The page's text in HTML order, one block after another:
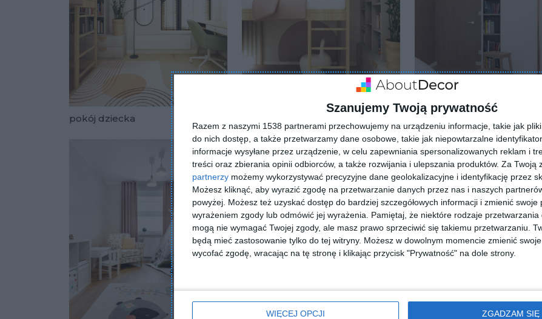
Szanujemy Twoją prywatność
Razem z naszymi 1538 partnerami przechowujemy na urządzeniu informacje, takie jak
do nich dostęp, a także przetwarzamy dane osobowe, takie jak niepowtarzalne
informacje wysyłane przez urządzenie, w celu zapewniania spersonalizowanych reklam i
treści oraz zbierania opinii odbiorców, a także rozwijania i ulepszania produktów. Za Twoją
partnerzy możemy wykorzystywać precyzyjne dane geolokalizacyjne i identyfikację przez
Możesz kliknąć, aby wyrazić zgodę na przetwarzanie danych przez nas i naszych
powyżej. Możesz też uzyskać dostęp do bardziej szczegółowych informacji i zmienić swoje
wyrażeniem zgody lub odmówić jej wyrażenia.
Pamiętaj, że niektóre rodzaje przetwarzania
mogą nie wymagać Twojej zgody, ale masz prawo sprzeciwić się takiemu przetwarzaniu.
będą mieć zastosowanie tylko do tej witryny. Możesz w dowolnym momencie zmienić
wycofać zgodę, wracając na tę stronę i klikając przycisk "Prywatność" na dole strony.
WIĘCEJ OPCJI ZGADZAM SIĘ
pokój dziecka
Dodaj do ulubionych Dodaj do ulubionych
Wizualizacja: pokój dziecka